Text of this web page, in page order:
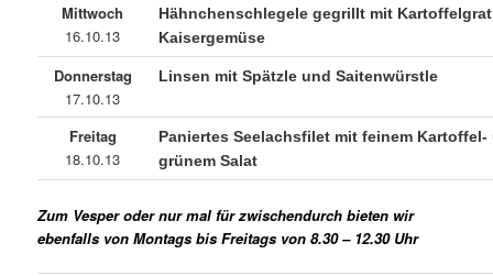
Mittwoch
16.10.13
Hähnchenschlegele gegrillt mit
Kaisergemüse
Donnerstag
17.10.13
Linsen mit Spätzle und Saitenwürstle
Freitag
18.10.13
Paniertes Seelachsfilet mit feinem Kartoffel-
grünem Salat
Zum Vesper oder nur mal für zwischendurch bieten wir
ebenfalls von Montags bis Freitags von 8.30 – 12.30 Uhr